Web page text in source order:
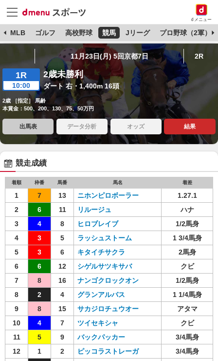
dメニュー
MLB ゴルフ 高校野球 競馬 Jリーグ プロ野球（2軍）
11月23日(月) 5回京都7日 2R
1R
10:00
2歳未勝利
ダート 右・1,400m 16頭
2歳 ［指定］ 馬齢
本賞金：500、200、130、75、50万円
出馬表 データ分析 オッズ 結果
競走成績
着順 枠番 馬番 馬名 着差
1 7 13 ニホンピロボーラー
1.27.1
2
6 11 リルージュ
ハナ
3
4 8 ヒロブレイブ
1/2馬身
4
3 5 ラッシュストーム
1 3/4馬身
5
3 6 キタイチサクラ
2馬身
6
6 12 シゲルサツキサバ
クビ
7
8 16 ナンゴクロックオン
1/2馬身
8
2 4 グランアルバス
1 1/4馬身
9
8 15 サカジロチュウオー
アタマ
10
4 7 ツイセキシャ
クビ
11
5 9 バックパッカー
3/4馬身
12
1 2 ピッコラストレーガ
3/4馬身